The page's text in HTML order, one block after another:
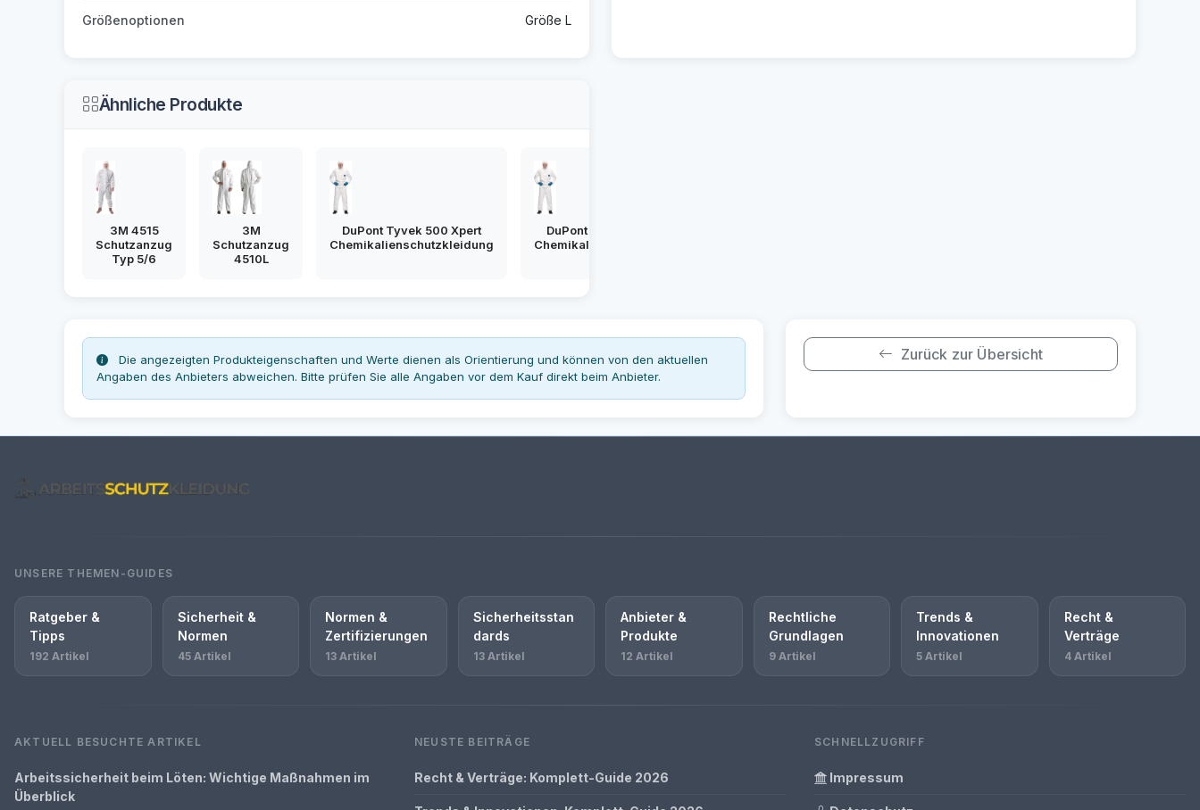
Größenoptionen Größe L
Ähnliche Produkte
3M 4515
Schutzanzug
Typ 5/6
3M
Schutzanzug
4510L
DuPont Tyvek 500 Xpert
Chemikalienschutzkleidung
DuPont Tyvek 500 Xpert
Chemikalienschutzkleidung
Die angezeigten Produkteigenschaften und Werte dienen als Orientierung und können von den aktuellen
Angaben des Anbieters abweichen. Bitte prüfen Sie alle Angaben vor dem Kauf direkt beim Anbieter.
Zurück zur Übersicht
UNSERE THEMEN-GUIDES
Ratgeber &
Tipps
192 Artikel
Sicherheit &
Normen
45 Artikel
Normen &
Zertifizierungen
13 Artikel
Sicherheitsstan
dards
13 Artikel
Anbieter &
Produkte
12 Artikel
Rechtliche
Grundlagen
9 Artikel
Trends &
Innovationen
5 Artikel
Recht &
Verträge
4 Artikel
AKTUELL BESUCHTE ARTIKEL
Arbeitssicherheit beim Löten: Wichtige Maßnahmen im
Überblick
NEUSTE BEITRÄGE
Recht & Verträge: Komplett-Guide 2026
SCHNELLZUGRIFF
Impressum